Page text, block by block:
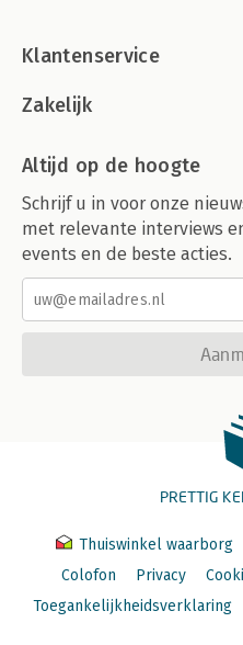
Klantenservice
Zakelijk
Altijd op de hoogte
Schrijf u in voor onze
met relevante interviews
events en de beste acties.
PRETTIG
Thuiswinkel waarborg
Colofon
Privacy
Toegankelijkheidsverklaring